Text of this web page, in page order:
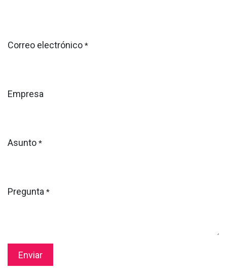
Correo electrónico *
Empresa
Asunto *
Pregunta *
Enviar